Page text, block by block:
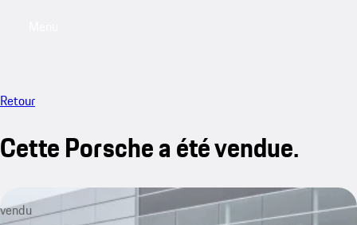
Retour
Cette Porsche a été vendue.
vendu